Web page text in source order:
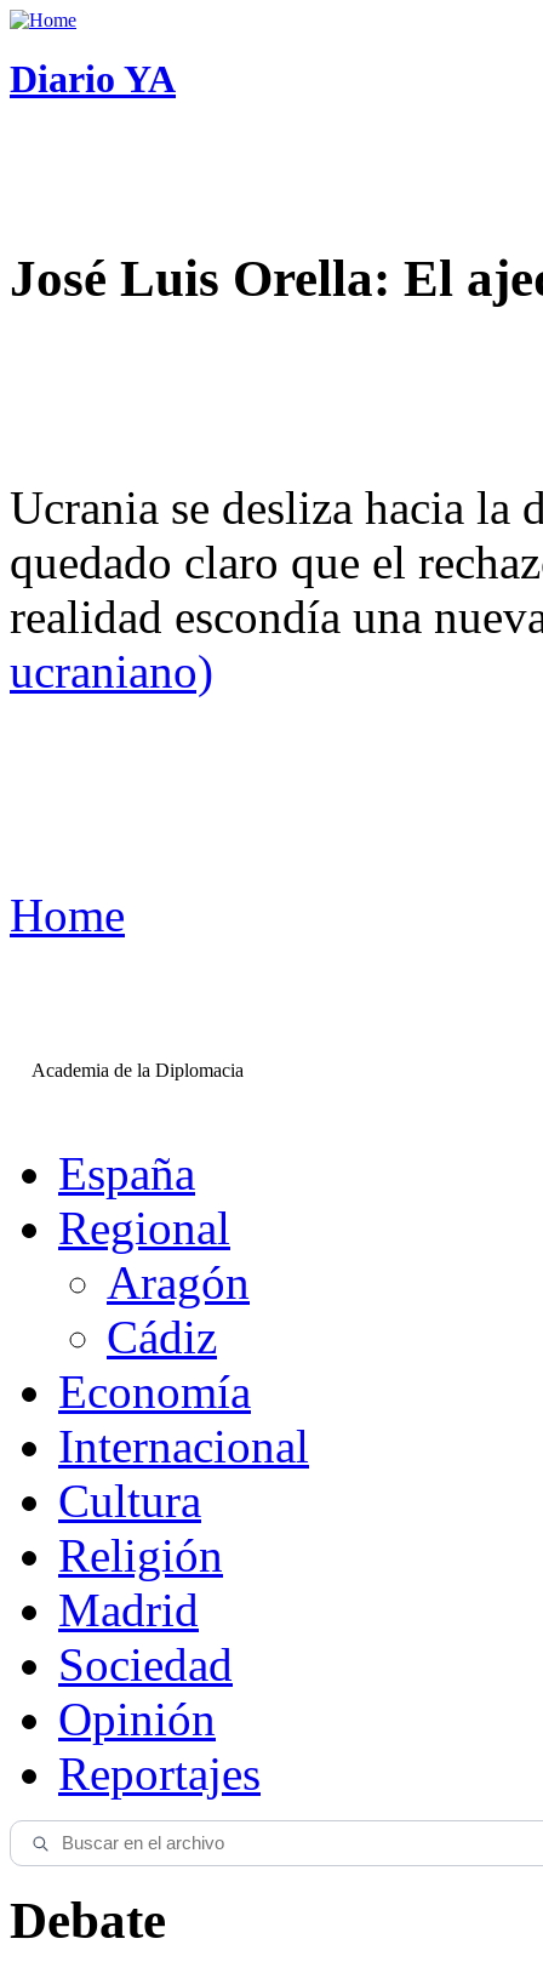
Diario YA
José Luis Orella: El
Ucrania se desliza hacia
quedado claro que el
realidad escondía una
ucraniano)
Home
Academia de la Diplomacia
España
Regional
Aragón
Cádiz
Economía
Internacional
Cultura
Religión
Madrid
Sociedad
Opinión
Reportajes
Debate